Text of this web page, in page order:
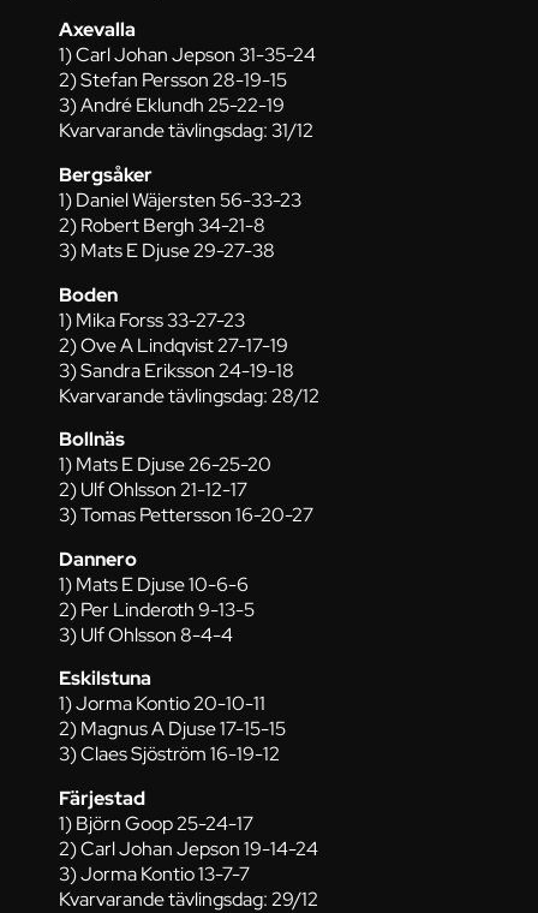
Axevalla
1) Carl Johan Jepson 31-35-24
2) Stefan Persson 28-19-15
3) André Eklundh 25-22-19
Kvarvarande tävlingsdag: 31/12
Bergsåker
1) Daniel Wäjersten 56-33-23
2) Robert Bergh 34-21-8
3) Mats E Djuse 29-27-38
Boden
1) Mika Forss 33-27-23
2) Ove A Lindqvist 27-17-19
3) Sandra Eriksson 24-19-18
Kvarvarande tävlingsdag: 28/12
Bollnäs
1) Mats E Djuse 26-25-20
2) Ulf Ohlsson 21-12-17
3) Tomas Pettersson 16-20-27
Dannero
1) Mats E Djuse 10-6-6
2) Per Linderoth 9-13-5
3) Ulf Ohlsson 8-4-4
Eskilstuna
1) Jorma Kontio 20-10-11
2) Magnus A Djuse 17-15-15
3) Claes Sjöström 16-19-12
Färjestad
1) Björn Goop 25-24-17
2) Carl Johan Jepson 19-14-24
3) Jorma Kontio 13-7-7
Kvarvarande tävlingsdag: 29/12